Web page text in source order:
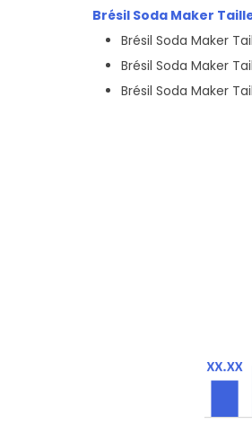
Brésil Soda Maker
Brésil Soda Maker
Brésil Soda Maker
Brésil Soda Maker